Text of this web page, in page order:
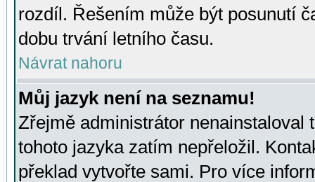
rozdíl. Řešením může být posunutí
dobu trvání letního času.
Návrat nahoru
Můj jazyk není na seznamu!
Zřejmě administrátor nenainstaloval
tohoto jazyka zatím nepřeložil.
překlad vytvořte sami. Pro více